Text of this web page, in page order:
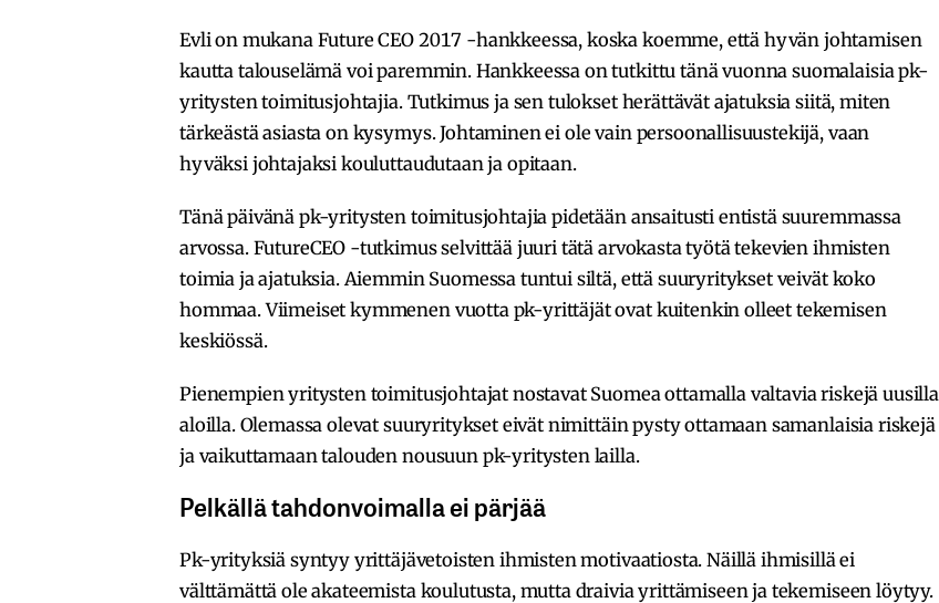
Evli on mukana Future CEO 2017 -hankkeessa, koska koemme, että hyvän johtamisen
kautta talouselämä voi paremmin. Hankkeessa on tutkittu tänä vuonna suomalaisia pk-
yritysten toimitusjohtajia. Tutkimus ja sen tulokset herättävät ajatuksia siitä, miten
tärkeästä asiasta on kysymys. Johtaminen ei ole vain persoonallisuustekijä, vaan
hyväksi johtajaksi kouluttaudutaan ja opitaan.
Tänä päivänä pk-yritysten toimitusjohtajia pidetään ansaitusti entistä suuremmassa
arvossa. FutureCEO -tutkimus selvittää juuri tätä arvokasta työtä tekevien ihmisten
toimia ja ajatuksia. Aiemmin Suomessa tuntui siltä, että suuryritykset veivät koko
hommaa. Viimeiset kymmenen vuotta pk-yrittäjät ovat kuitenkin olleet tekemisen
keskiössä.
Pienempien yritysten toimitusjohtajat nostavat Suomea ottamalla valtavia riskejä uusilla
aloilla. Olemassa olevat suuryritykset eivät nimittäin pysty ottamaan samanlaisia riskejä
ja vaikuttamaan talouden nousuun pk-yritysten lailla.
Pelkällä tahdonvoimalla ei pärjää
Pk-yrityksiä syntyy yrittäjävetoisten ihmisten motivaatiosta. Näillä ihmisillä ei
välttämättä ole akateemista koulutusta, mutta draivia yrittämiseen ja tekemiseen löytyy.